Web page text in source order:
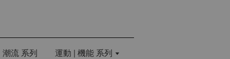
潮流 系列 運動 | 機能 系列